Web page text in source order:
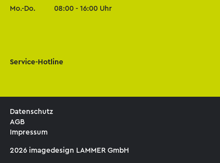
Mo.-Do.
08:00 - 16:00 Uhr
Service-Hotline
Datenschutz
AGB
Impressum
2026 imagedesign LAMMER GmbH